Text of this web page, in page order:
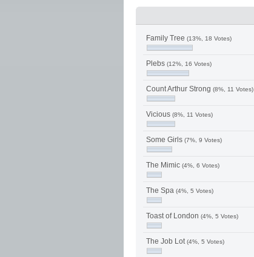
Family Tree (13%, 18 Votes)
Plebs (12%, 16 Votes)
Count Arthur Strong (8%, 11 Votes)
Vicious (8%, 11 Votes)
Some Girls (7%, 9 Votes)
The Mimic (4%, 6 Votes)
The Spa (4%, 5 Votes)
Toast of London (4%, 5 Votes)
The Job Lot(4%, 5 Votes)